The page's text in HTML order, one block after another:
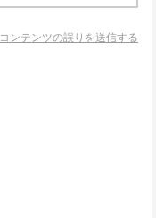
コンテンツの誤りを送信する